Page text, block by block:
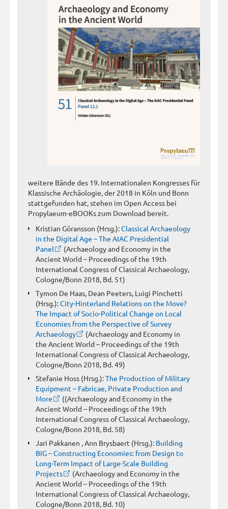
weitere Bände des 19. Internationalen Kongresses für
Klassische Archäologie, der 2018 in Köln und Bonn
stattgefunden hat, stehen im Open Access bei
Propylaeum-eBOOKs zum Download bereit.
Kristian Göransson (Hrsg.):Classical Archaeology
in the Digital Age – The AIAC Presidential
Panel
(Archaeology and Economy in the
Ancient World – Proceedings of the 19th
International Congress of Classical Archaeology,
Cologne/Bonn 2018, Bd. 51)
Tymon De Haas, Dean Peeters, Luigi Pinchetti
(Hrsg.):City-Hinterland Relations on the Move?
The Impact of Socio-Political Change on Local
Economies from the Perspective of Survey
Archaeology
(Archaeology and Economy in
the Ancient World – Proceedings of the 19th
International Congress of Classical Archaeology,
Cologne/Bonn 2018, Bd. 49)
Stefanie Hoss (Hrsg.):The Production of Military
Equipment – Fabricae, Private Production and
More
((Archaeology and Economy in the
Ancient World – Proceedings of the 19th
International Congress of Classical Archaeology,
Cologne/Bonn 2018, Bd. 58)
Jari Pakkanen , Ann Brysbaert (Hrsg.): Building
BIG – Constructing Economies: from Design to
Long-Term Impact of Large-Scale Building
Projects
(Archaeology and Economy in the
Ancient World – Proceedings of the 19th
International Congress of Classical Archaeology,
Cologne/Bonn 2018, Bd. 10)